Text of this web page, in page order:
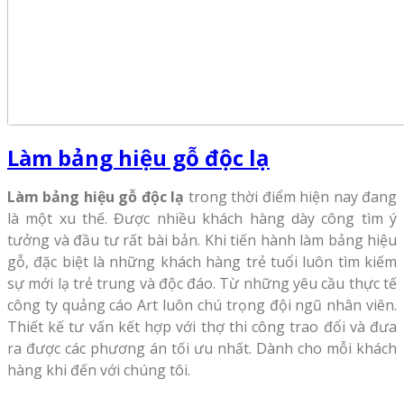
Làm bảng hiệu gỗ độc lạ
Làm bảng hiệu gỗ độc lạ trong thời điểm hiện nay đang
là một xu thế. Được nhiều khách hàng dày công tìm ý
tưởng và đầu tư rất bài bản. Khi tiến hành làm bảng hiệu
gỗ, đặc biệt là những khách hàng trẻ tuổi luôn tìm kiếm
sự mới lạ trẻ trung và độc đáo. Từ những yêu cầu thực tế
công ty quảng cáo Art luôn chú trọng đội ngũ nhân viên.
Thiết kế tư vấn kết hợp với thợ thi công trao đổi và đưa
ra được các phương án tối ưu nhất. Dành cho mỗi khách
hàng khi đến với chúng tôi.